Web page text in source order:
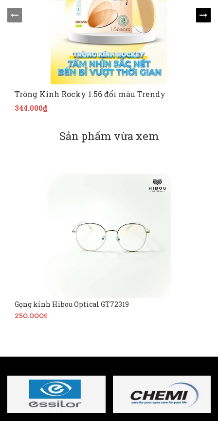
Tròng Kính Rocky 1.56 đổi màu Trendy
344.000₫
Sản phẩm vừa xem
Gọng kính Hibou Optical GT72319
250.000₫